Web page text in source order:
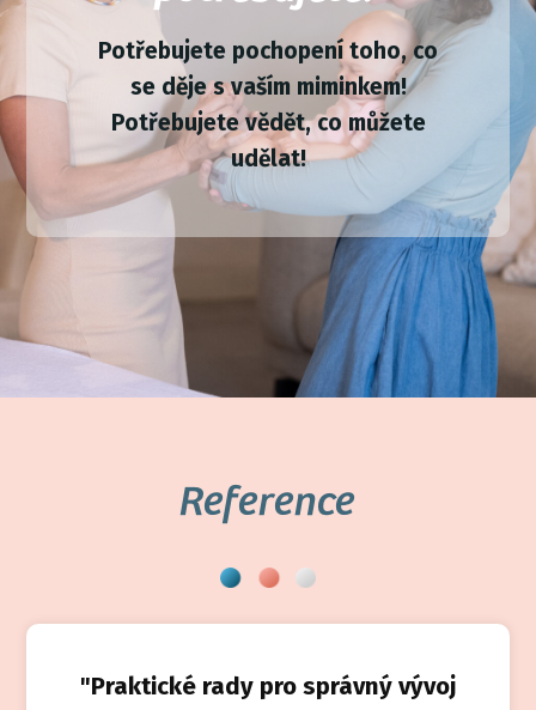
Potřebujete pochopení toho, co
se děje s vaším miminkem!
Potřebujete vědět, co můžete
udělat!
Reference
"Praktické rady pro správný vývoj